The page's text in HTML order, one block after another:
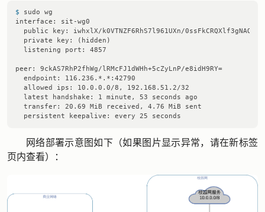
$ sudo wg
interface: sit-wg0
  public key: iwhxlX/k0VTNZF6RhS7l961UXn/0ssFkCRQXlf3gNAQ=
  private key: (hidden)
  listening port: 4857
peer: 9ckAS7RhP2fhWg/lRMcFJ1dWHh+5cZyLnP/e8idH9RY=
  endpoint: 116.236.*.*:42790
  allowed ips: 10.0.0.0/8, 192.168.51.2/32
  latest handshake: 1 minute, 53 seconds ago
  transfer: 20.69 MiB received, 4.76 MiB sent
网络部署示意图如下（如果图片显示异常，请在新标签
页内查看）：